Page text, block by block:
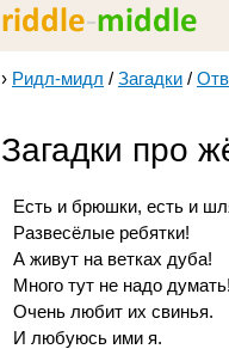
› Ридл-мидл / Загадки /
Загадки про
Есть и брюшки, есть и
Развесёлые ребятки!
А живут на ветках дуба!
Много тут не надо думать!
Очень любит их свинья.
И любуюсь ими я.